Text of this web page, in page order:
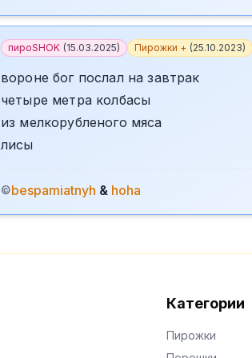
пироSHOK (15.03.2025) Пирожки + (25.10.2023)
вороне бог послал на завтрак
четыре метра колбасы
из мелкорубленого мяса
лисы
©bespamiatnyh & hoha
Категории
Пирожки